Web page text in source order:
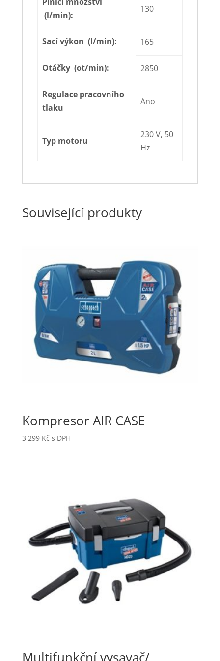
(l/min):
130
Sací výkon (l/min): 165
Otáčky (ot/min): 2850
Regulace pracovního
tlaku
Ano
Typ motoru
230 V, 50
Hz
Související produkty
Kompresor AIR CASE
3 299 Kč s DPH
Multifunkční vysavač/